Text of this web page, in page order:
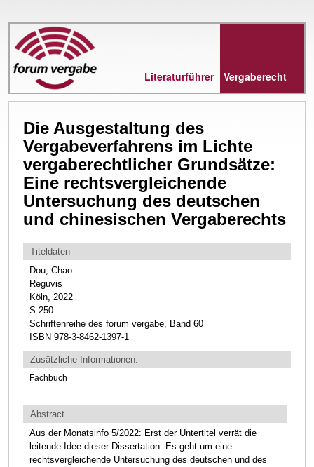
Literaturführer Vergaberecht
Die Ausgestaltung des
Vergabeverfahrens im Lichte
vergaberechtlicher Grundsätze:
Eine rechtsvergleichende
Untersuchung des deutschen
und chinesischen Vergaberechts
Titeldaten
Dou, Chao
Reguvis
Köln, 2022
S.250
Schriftenreihe des forum vergabe, Band 60
ISBN 978-3-8462-1397-1
Zusätzliche Informationen:
Fachbuch
Abstract
Aus der Monatsinfo 5/2022: Erst der Untertitel verrät die
leitende Idee dieser Dissertation: Es geht um eine
rechtsvergleichende Untersuchung des deutschen und des